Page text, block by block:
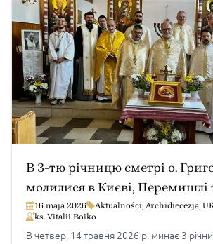
В 3-тю річницю сметрі о.
молилися в Києві, Перемишлі
Лемківщині
16 maja 2026 Aktualności, Archidiecezja,
ks. Vitalii Boiko
В четвер, 14 травня 2026 р. минає 3